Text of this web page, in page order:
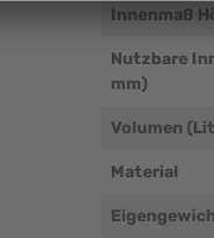
Innenmaß
Nutzbare
mm)
Volumen
Material